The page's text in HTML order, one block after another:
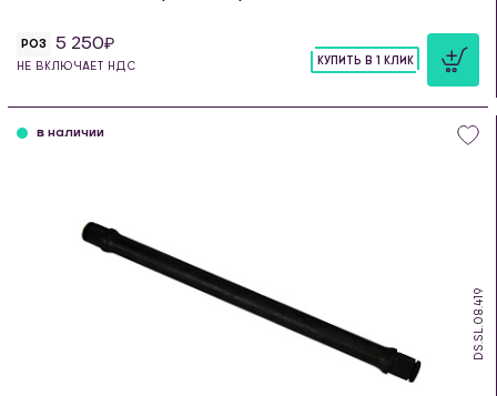
РОЗ 5 250
НЕ ВКЛЮЧАЕТ НДС
КУПИТЬ В 1 КЛИК
DS.SL.08.419
в наличии